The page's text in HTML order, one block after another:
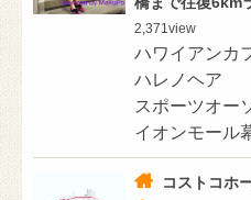
2,371 view
ハワイアンカ
ハレノヘア
スポーツオー
イオンモール
コストコホ